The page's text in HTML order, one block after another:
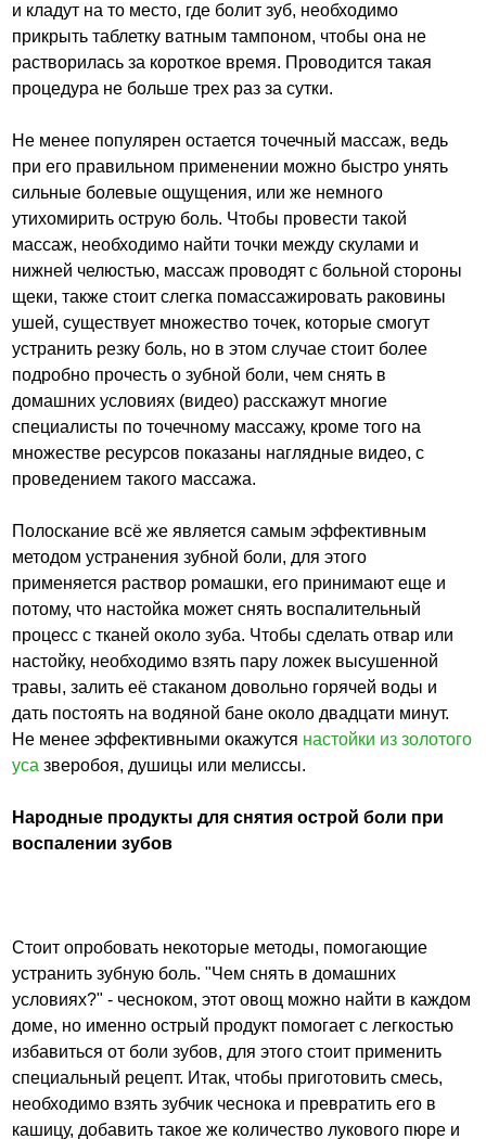
и кладут на то место, где болит зуб, необходимо
прикрыть таблетку ватным тампоном, чтобы она не
растворилась за короткое время. Проводится такая
процедура не больше трех раз за сутки.
Не менее популярен остается точечный массаж, ведь
при его правильном применении можно быстро унять
сильные болевые ощущения, или же немного
утихомирить острую боль. Чтобы провести такой
массаж, необходимо найти точки между скулами и
нижней челюстью, массаж проводят с больной стороны
щеки, также стоит слегка помассажировать раковины
ушей, существует множество точек, которые смогут
устранить резку боль, но в этом случае стоит более
подробно прочесть о зубной боли, чем снять в
домашних условиях (видео) расскажут многие
специалисты по точечному массажу, кроме того на
множестве ресурсов показаны наглядные видео, с
проведением такого массажа.
Полоскание всё же является самым эффективным
методом устранения зубной боли, для этого
применяется раствор ромашки, его принимают еще и
потому, что настойка может снять воспалительный
процесс с тканей около зуба. Чтобы сделать отвар или
настойку, необходимо взять пару ложек высушенной
травы, залить её стаканом довольно горячей воды и
дать постоять на водяной бане около двадцати минут.
Не менее эффективными окажутся настойки из золотого
уса зверобоя, душицы или мелиссы.
Народные продукты для снятия острой боли при
воспалении зубов
Стоит опробовать некоторые методы, помогающие
устранить зубную боль. "Чем снять в домашних
условиях?" - чесноком, этот овощ можно найти в каждом
доме, но именно острый продукт помогает с легкостью
избавиться от боли зубов, для этого стоит применить
специальный рецепт. Итак, чтобы приготовить смесь,
необходимо взять зубчик чеснока и превратить его в
кашицу, добавить такое же количество лукового пюре и